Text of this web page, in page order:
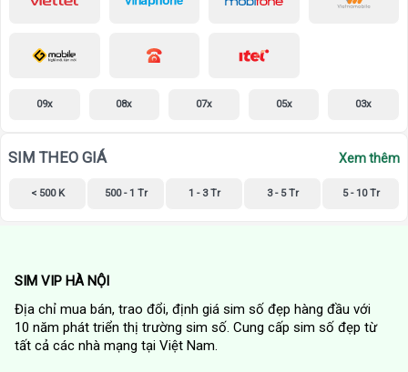
09x 08x 07x 05x 03x
SIM THEO GIÁ Xem thêm
< 500 K 500 - 1 Tr 1 - 3 Tr 3 - 5 Tr 5 - 10 Tr
SIM VIP HÀ NỘI
Địa chỉ mua bán, trao đổi, định giá sim số đẹp hàng đầu với
10 năm phát triển thị trường sim số. Cung cấp sim số đẹp từ
tất cả các nhà mạng tại Việt Nam.